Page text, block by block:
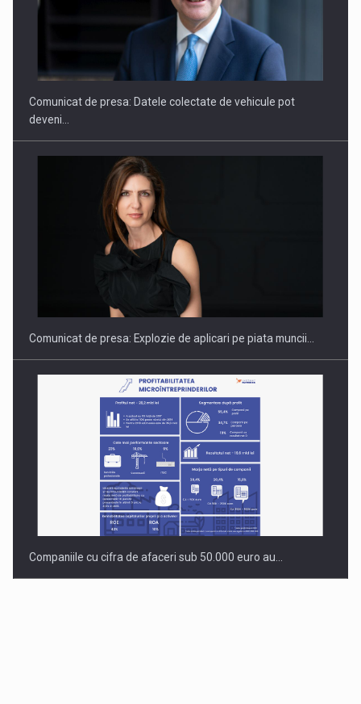
ROOTED IN ROMANIA, BUILT TO DELIVER TECHNOLOGY FOR
PUTTING ROMANIAN CORPORATE COMPANIES ON THE
INTERNATIONAL BUSINESS SCENE
Comunicat de presa: Datele colectate de vehicule pot
deveni…
Comunicat de presa: Explozie de aplicari pe piata muncii…
Companiile cu cifra de afaceri sub 50.000 euro au…